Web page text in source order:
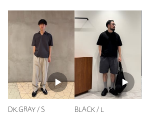
年代：30代前半
177cm
普段の着用サイズ：M
1人が参考になったと回答
参考になった
DK.GRAY / S
BLACK / L